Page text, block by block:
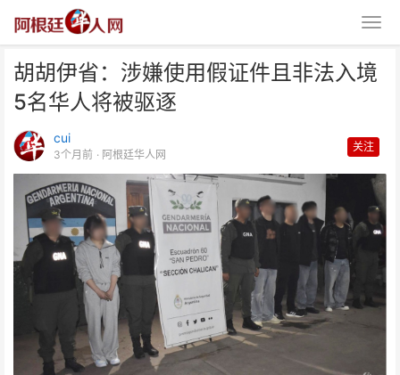
胡胡伊省：涉嫌使用假证件且非法入境
5名华人将被驱逐
cui
3个月前 · 阿根廷华人网
关注
胡胡伊省：涉嫌使用假证件且非法
入境 5名华人将被驱逐